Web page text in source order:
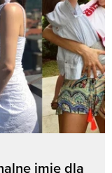
imię dla